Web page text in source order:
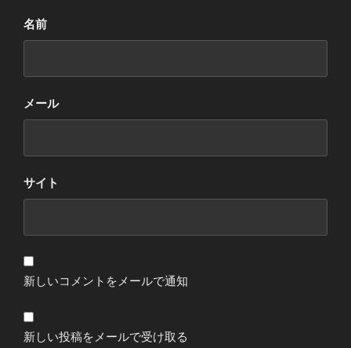
名前
メール
サイト
新しいコメントをメールで通知
新しい投稿をメールで受け取る